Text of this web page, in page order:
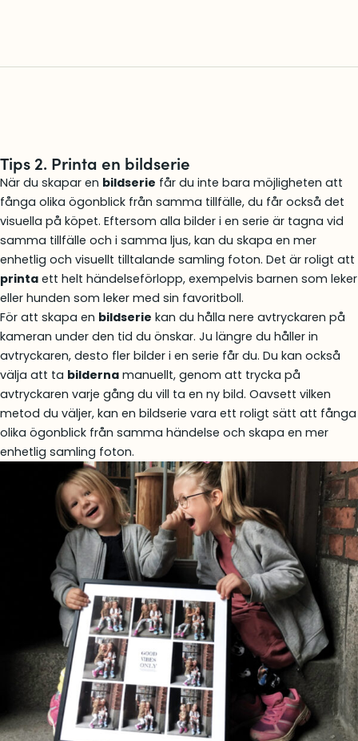
Tips 2. Printa en bildserie
När du skapar en bildserie får du inte bara möjligheten att
fånga olika ögonblick från samma tillfälle, du får också det
visuella på köpet. Eftersom alla bilder i en serie är tagna vid
samma tillfälle och i samma ljus, kan du skapa en mer
enhetlig och visuellt tilltalande samling foton. Det är roligt att
printa ett helt händelseförlopp, exempelvis barnen som leker
eller hunden som leker med sin favoritboll.
För att skapa en bildserie kan du hålla nere avtryckaren på
kameran under den tid du önskar. Ju längre du håller in
avtryckaren, desto fler bilder i en serie får du. Du kan också
välja att ta bilderna manuellt, genom att trycka på
avtryckaren varje gång du vill ta en ny bild. Oavsett vilken
metod du väljer, kan en bildserie vara ett roligt sätt att fånga
olika ögonblick från samma händelse och skapa en mer
enhetlig samling foton.